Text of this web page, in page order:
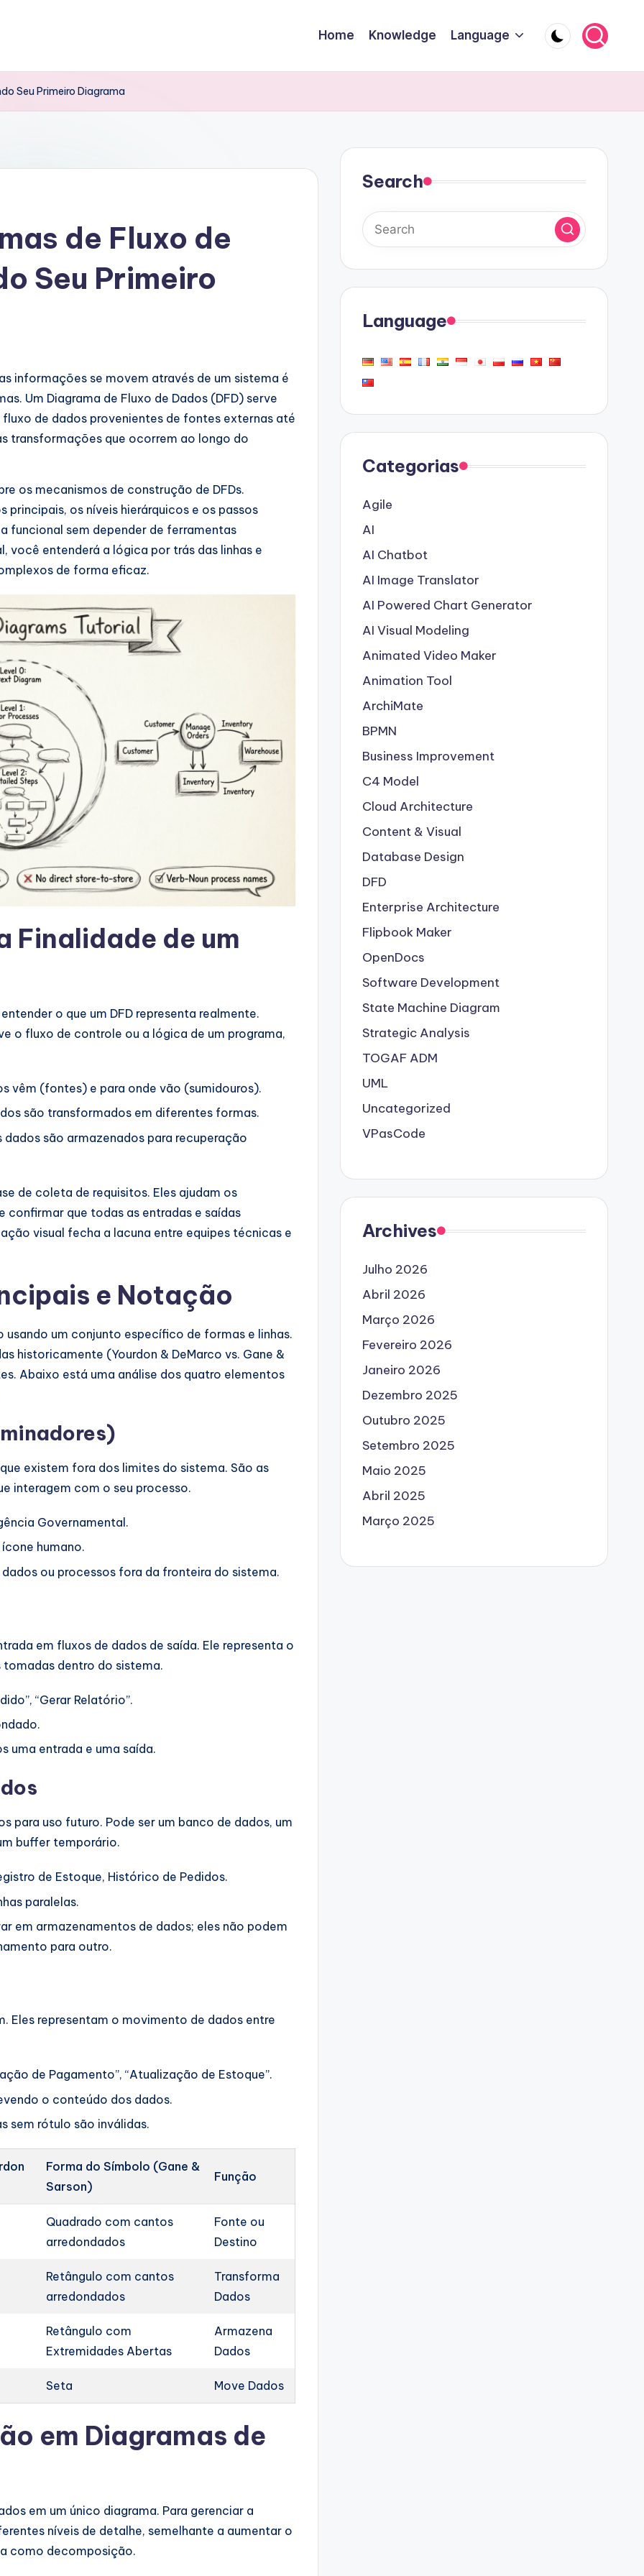
Home Knowledge Language
Seu Primeiro Diagrama
de Fluxo de
Seu Primeiro
informações se movem através de um sistema é
Um Diagrama de Fluxo de Dados (DFD) serve
de dados provenientes de fontes externas até
transformações que ocorrem ao longo do
os mecanismos de construção de DFDs.
os níveis hierárquicos e os passos
funcional sem depender de ferramentas
entenderá a lógica por trás das linhas e
de forma eficaz.
Finalidade de um
o que um DFD representa realmente.
o fluxo de controle ou a lógica de um programa,
vêm (fontes) e para onde vão (sumidouros).
são transformados em diferentes formas.
dados são armazenados para recuperação
de coleta de requisitos. Eles ajudam os
confirmar que todas as entradas e saídas
visual fecha a lacuna entre equipes técnicas e
e Notação
um conjunto específico de formas e linhas.
historicamente (Yourdon & DeMarco vs. Gane &
Abaixo está uma análise dos quatro elementos
existem fora dos limites do sistema. São as
interagem com o seu processo.
Governamental.
humano.
ou processos fora da fronteira do sistema.
em fluxos de dados de saída. Ele representa o
dentro do sistema.
“Gerar Relatório”.
uma entrada e uma saída.
para uso futuro. Pode ser um banco de dados, um
buffer temporário.
de Estoque, Histórico de Pedidos.
paralelas.
em armazenamentos de dados; eles não podem
para outro.
Eles representam o movimento de dados entre
de Pagamento”, “Atualização de Estoque”.
o conteúdo dos dados.
sem rótulo são inválidas.
Forma do Símbolo (Gane &
Sarson)
Função
Quadrado com cantos
arredondados
Fonte ou
Destino
Retângulo com cantos
arredondados
Transforma
Dados
Retângulo com
Extremidades Abertas
Armazena
Dados
Seta Move Dados
em Diagramas de
em um único diagrama. Para gerenciar a
níveis de detalhe, semelhante a aumentar o
como decomposição.
Search
Language
Categorias
Agile
AI
AI Chatbot
AI Image Translator
AI Powered Chart Generator
AI Visual Modeling
Animated Video Maker
Animation Tool
ArchiMate
BPMN
Business Improvement
C4 Model
Cloud Architecture
Content & Visual
Database Design
DFD
Enterprise Architecture
Flipbook Maker
OpenDocs
Software Development
State Machine Diagram
Strategic Analysis
TOGAF ADM
UML
Uncategorized
VPasCode
Archives
Julho 2026
Abril 2026
Março 2026
Fevereiro 2026
Janeiro 2026
Dezembro 2025
Outubro 2025
Setembro 2025
Maio 2025
Abril 2025
Março 2025